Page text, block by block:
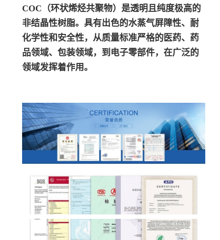
COC（环状烯烃共聚物）是透明且纯度极高的
非结晶性树脂。具有出色的水蒸气屏障性、耐
化学性和安全性，从质量标准严格的医药、药
品领域、包装领域，到电子零部件，在广泛的
领域发挥着作用。